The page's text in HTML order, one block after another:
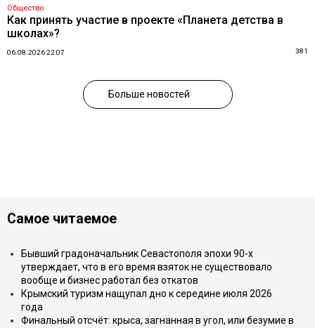
Общество
Как принять участие в проекте «Планета детства в
школах»?
06.08.2026 22:07 381
Больше новостей
Самое читаемое
Бывший градоначальник Севастополя эпохи 90-х
утверждает, что в его время взяток не существовало
вообще и бизнес работал без откатов
Крымский туризм нащупал дно к середине июля 2026
года
Финальный отсчёт: крыса, загнанная в угол, или безумие в